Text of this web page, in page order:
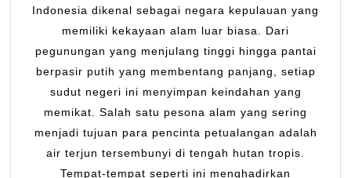
Tersembunyi
di
Hutan
Tropis
Indonesia
Indonesia dikenal sebagai negara kepulauan yang
memiliki kekayaan alam luar biasa. Dari
pegunungan yang menjulang tinggi hingga pantai
berpasir putih yang membentang panjang, setiap
sudut negeri ini menyimpan keindahan yang
memikat. Salah satu pesona alam yang sering
menjadi tujuan para pencinta petualangan adalah
air terjun tersembunyi di tengah hutan tropis.
Tempat-tempat seperti ini menghadirkan